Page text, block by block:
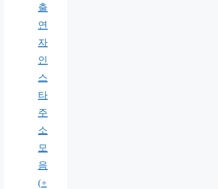
출
연
자
인
스
타
주
소
모
음
(+